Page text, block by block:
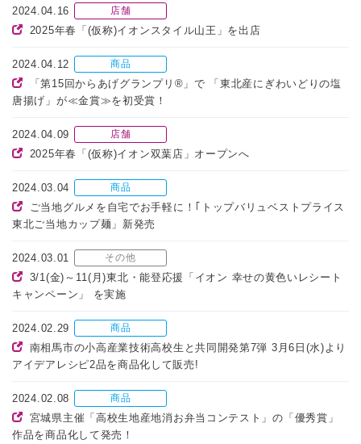
2024.04.16 店舗
2025年春「(仮称)イオンスタイル山王」を出店
2024.04.12 商品
「第15回からあげグランプリ®」で 「東北産にぎわいどりの塩
唐揚げ」が≪金賞≫を初受賞！
2024.04.09 店舗
2025年春「(仮称)イオン双葉店」オープンへ
2024.03.04 商品
ご当地グルメを自宅でお手軽に！｢トップバリュベストプライス
東北ご当地カップ麺」新発売
2024.03.01 その他
3/1(金)～11(月)東北・能登応援「イオン 幸せの黄色いレシート
キャンペーン」 を実施
2024.02.29 商品
南相馬市の小高産業技術高校生と共同開発第7弾 3月6日(水)より
アイデアレシピ2品を商品化して販売!
2024.02.08 商品
宮城県主催「高校生地産地消お弁当コンテスト」の「優秀賞」
作品を商品化して発売！